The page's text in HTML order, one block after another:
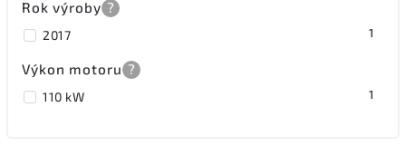
Rok výroby ?
2017 1
Výkon motoru ?
110 kW 1